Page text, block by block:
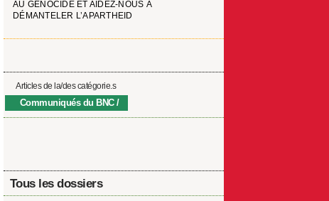
AU GÉNOCIDE ET AIDEZ-NOUS À
DÉMANTELER L’APARTHEID
Articles de la/des catégorie.s
Communiqués du BNC
Tous les dossiers